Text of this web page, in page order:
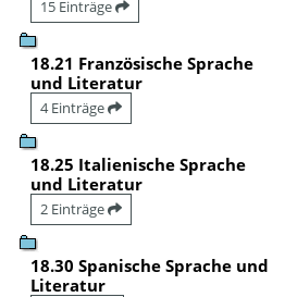
15 Einträge
18.21 Französische Sprache
und Literatur
4 Einträge
18.25 Italienische Sprache
und Literatur
2 Einträge
18.30 Spanische Sprache und
Literatur